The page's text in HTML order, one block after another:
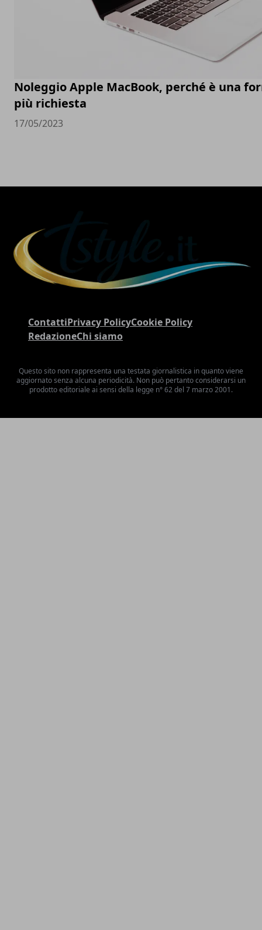
Noleggio Apple MacBook, perché è una
più richiesta
17/05/2023
ContattiPrivacy PolicyCookie Policy
RedazioneChi siamo
Questo sito non rappresenta una testata giornalistica in quanto viene
aggiornato senza alcuna periodicità. Non può pertanto considerarsi un
prodotto editoriale ai sensi della legge n° 62 del 7 marzo 2001.